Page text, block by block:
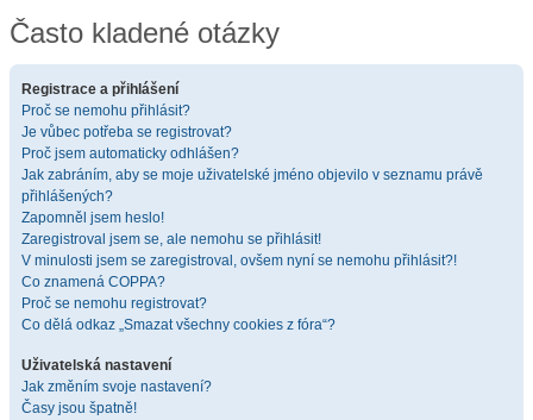
Často kladené otázky
Registrace a přihlášení
Proč se nemohu přihlásit?
Je vůbec potřeba se registrovat?
Proč jsem automaticky odhlášen?
Jak zabráním, aby se moje uživatelské jméno objevilo v seznamu právě
přihlášených?
Zapomněl jsem heslo!
Zaregistroval jsem se, ale nemohu se přihlásit!
V minulosti jsem se zaregistroval, ovšem nyní se nemohu přihlásit?!
Co znamená COPPA?
Proč se nemohu registrovat?
Co dělá odkaz „Smazat všechny cookies z fóra“?
Uživatelská nastavení
Jak změním svoje nastavení?
Časy jsou špatně!